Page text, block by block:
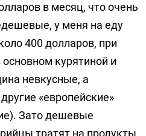
в месяц, что очень
у меня на еду
400 долларов, при
курятиной и
невкусные, а
«европейские»
Зато дешевые
тратят на продукты